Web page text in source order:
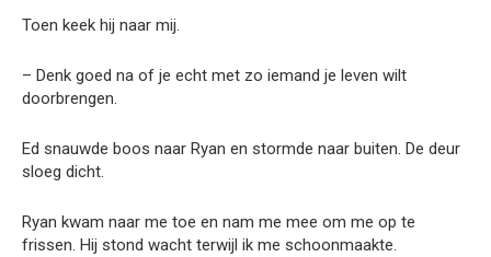
Toen keek hij naar mij.
– Denk goed na of je echt met zo iemand je leven wilt
doorbrengen.
Ed snauwde boos naar Ryan en stormde naar buiten. De deur
sloeg dicht.
Ryan kwam naar me toe en nam me mee om me op te
frissen. Hij stond wacht terwijl ik me schoonmaakte.